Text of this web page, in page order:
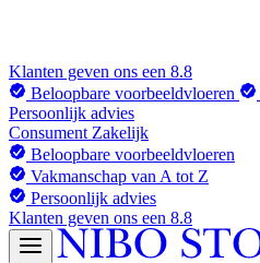
Klanten geven ons een 8.8
Beloopbare voorbeeldvloeren
Persoonlijk advies
Consument Zakelijk
Beloopbare voorbeeldvloeren
Vakmanschap van A tot Z
Persoonlijk advies
Klanten geven ons een 8.8